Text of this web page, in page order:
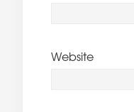
Website